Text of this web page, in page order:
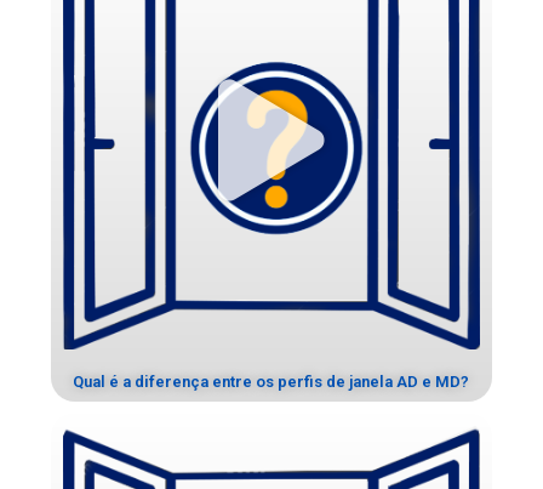
Qual é a diferença entre os perfis de janela AD e MD?